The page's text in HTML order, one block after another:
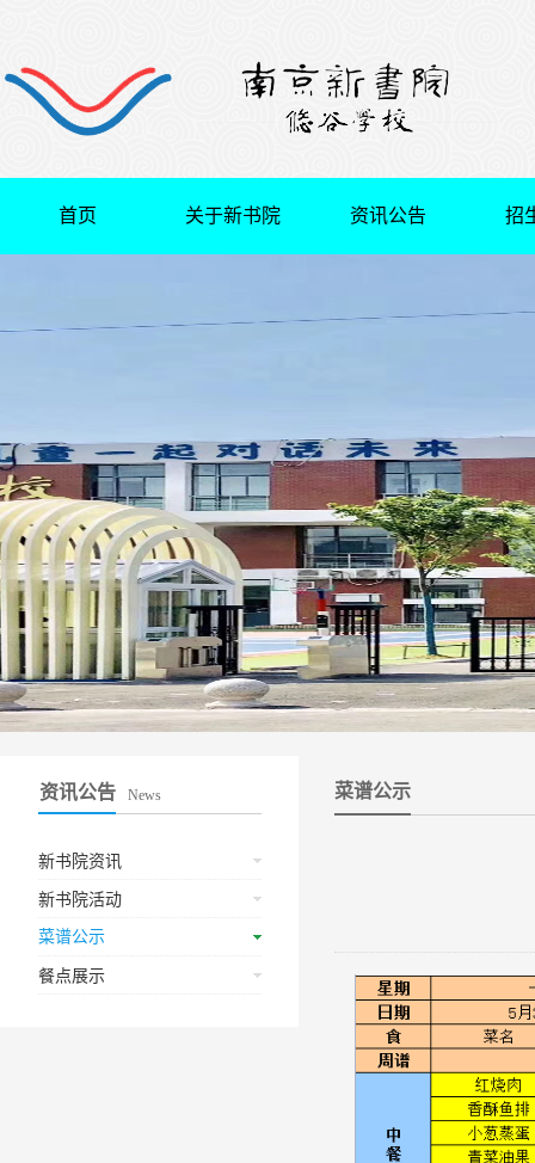
首页 关于新书院 资讯公告 招
资讯公告 News
新书院资讯
新书院活动
菜谱公示
餐点展示
菜谱公示